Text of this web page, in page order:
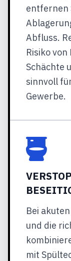
entfernen
Abfluss.
Risiko
Schächte
sinnvoll
Gewerbe.
Bei
und die
mit